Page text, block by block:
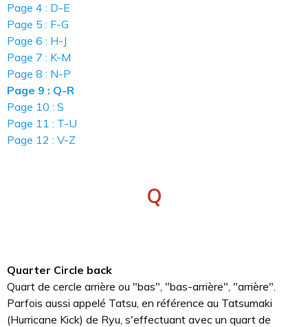
Page 4 : D-E
Page 5 : F-G
Page 6 : H-J
Page 7 : K-M
Page 8 : N-P
Page 9 : Q-R
Page 10 : S
Page 11 : T-U
Page 12 : V-Z
Q
Quarter Circle back
Quart de cercle arrière ou "bas", "bas-arrière", "arrière".
Parfois aussi appelé Tatsu, en référence au Tatsumaki
(Hurricane Kick) de Ryu, s'effectuant avec un quart de